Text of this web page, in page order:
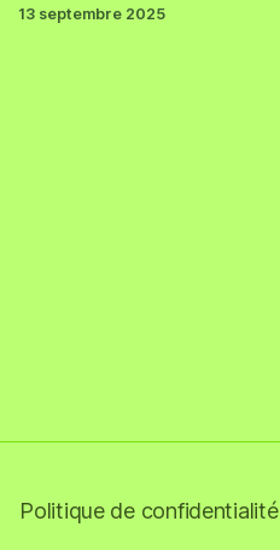
13 septembre 2025
Politique de confidentialité